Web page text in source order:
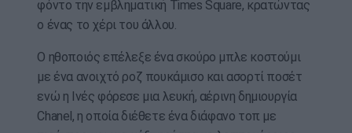
φόντο την εμβληματική Times Square, κρατώντας
ο ένας το χέρι του άλλου.
Ο ηθοποιός επέλεξε ένα σκούρο μπλε κοστούμι
με ένα ανοιχτό ροζ πουκάμισο και ασορτί ποσέτ
ενώ η Ινές φόρεσε μια λευκή, αέρινη δημιουργία
Chanel, η οποία διέθετε ένα διάφανο τοπ με